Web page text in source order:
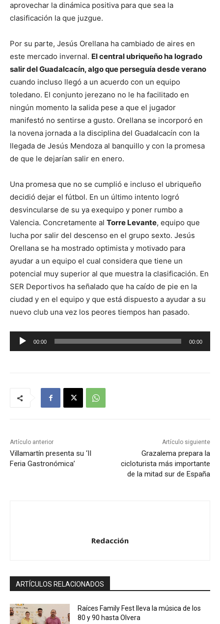
aprovechar la dinámica positiva para que sea la
clasificación la que juzgue.
Por su parte, Jesús Orellana ha cambiado de aires en
este mercado invernal. El central ubriqueño ha logrado
salir del Guadalcacín, algo que perseguía desde verano
cuando incluso llegó a un acuerdo con un equipo
toledano. El conjunto jerezano no le ha facilitado en
ningún momento la salida pese a que el jugador
manifestó no sentirse a gusto. Orellana se incorporó en
la novena jornada a la disciplina del Guadalcacín con la
llegada de Jesús Mendoza al banquillo y con la promesa
de que le dejarían salir en enero.
Una promesa que no se cumplió e incluso el ubriqueño
decidió dejar el fútbol. En un último intento logró
desvincularse de su ya exequipo y poner rumbo a
Valencia. Concretamente al Torre Levante, equipo que
lucha por salir del descenso en el grupo sexto. Jesús
Orellana se ha mostrado optimista y motivado para
ayudar a un equipo el cual considera que tiene un
potencial muy superior al que muestra la clasificación. En
SER Deportivos ha señalado que ha caído de pie en la
ciudad y en el equipo y que está dispuesto a ayudar a su
nuevo club una vez los peores tiempos han pasado.
e
t
o
r
00:00 00:00
Artículo anterior
Villamartín presenta su ‘II
Feria Gastronómica’
Artículo siguiente
Grazalema prepara la
cicloturista más importante
de la mitad sur de España
Redacción
ARTÍCULOS RELACIONADOS
Raíces Family Fest lleva la música de los
80 y 90 hasta Olvera